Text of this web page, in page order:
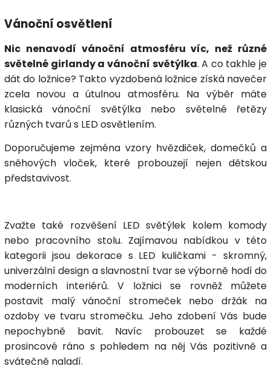
Vánoční osvětlení
Nic nenavodí vánoční atmosféru víc, než různé
světelné girlandy a vánoční světýlka. A co takhle je
dát do ložnice? Takto vyzdobená ložnice získá navečer
zcela novou a útulnou atmosféru. Na výběr máte
klasická vánoční světýlka nebo světelné řetězy
různých tvarů s LED osvětlením.
Doporučujeme zejména vzory hvězdiček, domečků a
sněhových vloček, které probouzejí nejen dětskou
představivost.
Zvažte také rozvěšení LED světýlek kolem komody
nebo pracovního stolu. Zajímavou nabídkou v této
kategorii jsou dekorace s LED kuličkami - skromný,
univerzální design a slavnostní tvar se výborně hodí do
moderních interiérů. V ložnici se rovněž můžete
postavit malý vánoční stromeček nebo držák na
ozdoby ve tvaru stromečku. Jeho zdobení Vás bude
nepochybně bavit. Navíc probouzet se každé
prosincové ráno s pohledem na něj Vás pozitivně a
svátečně naladí.